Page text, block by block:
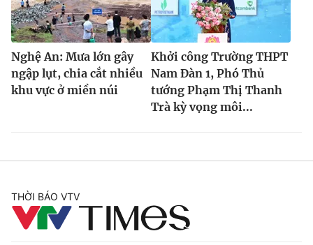
Nghệ An: Mưa lớn gây
ngập lụt, chia cắt nhiều
khu vực ở miền núi
Khởi công Trường THPT
Nam Đàn 1, Phó Thủ
tướng Phạm Thị Thanh
Trà kỳ vọng môi...
THỜI BÁO VTV